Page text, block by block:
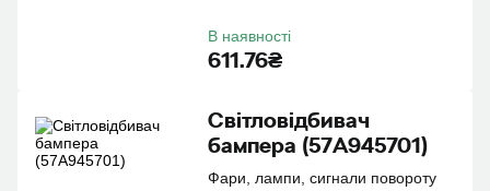
611.76₴
В наявності
Свiтловiдбивач
бампера (57A945701)
Фари, лампи, сигнали повороту